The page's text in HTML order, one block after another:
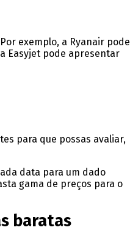
exemplo, a Ryanair pode
Easyjet pode apresentar
para que possas avaliar,
data para um dado
gama de preços para o
baratas